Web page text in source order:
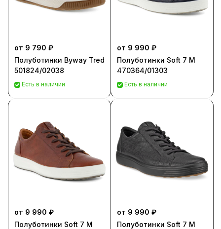
от 9 790 ₽
Полуботинки Byway Tred
501824/02038
Есть в наличии
от 9 990 ₽
Полуботинки Soft 7 M
470364/01303
Есть в наличии
от 9 990 ₽
Полуботинки Soft 7 M
от 9 990 ₽
Полуботинки Soft 7 M